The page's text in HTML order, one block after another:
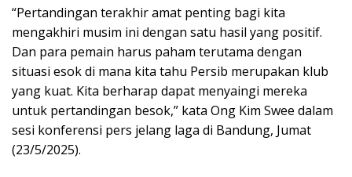
“Pertandingan terakhir amat penting bagi kita
mengakhiri musim ini dengan satu hasil yang positif.
Dan para pemain harus paham terutama dengan
situasi esok di mana kita tahu Persib merupakan klub
yang kuat. Kita berharap dapat menyaingi mereka
untuk pertandingan besok,” kata Ong Kim Swee dalam
sesi konferensi pers jelang laga di Bandung, Jumat
(23/5/2025).